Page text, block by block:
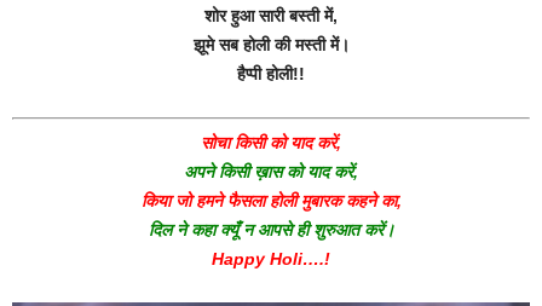
शोर हुआ सारी बस्ती में,
झूमे सब होली की मस्ती में।
हैप्पी होली!!
सोचा किसी को याद करें,
अपने किसी ख़ास को याद करें,
किया जो हमने फैसला होली मुबारक कहने का,
दिल ने कहा क्यूँ न आपसे ही शुरुआत करें।
Happy Holi….!